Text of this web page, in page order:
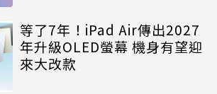
等了7年！iPad Air傳出2027
年升級OLED螢幕 機身有望迎
來大改款